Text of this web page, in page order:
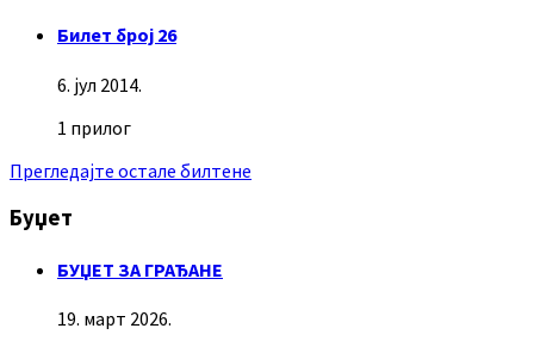
Билет број 26
6. јул 2014.
1 прилог
Прегледајте остале билтене
Буџет
БУЏЕТ ЗА ГРАЂАНЕ
19. март 2026.